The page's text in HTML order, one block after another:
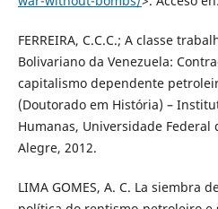
FERREIRA, C.C.C.; A classe
Bolivariano da Venezuela:
capitalismo dependente
(Doutorado em História) –
Humanas, Universidade Federal
Alegre, 2012.
LIMA GOMES, A. C. La siembra